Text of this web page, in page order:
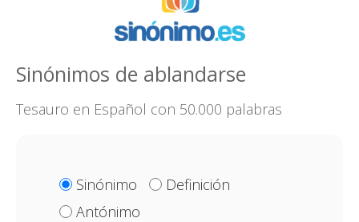
Sinónimos de ablandarse
Tesauro en Español con 50.000 palabras
Sinónimo
Definición
Antónimo